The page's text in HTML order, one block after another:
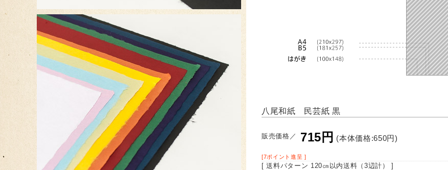
八尾和紙 民芸紙 黒
販売価格／
715円 (本体価格:650円)
[7ポイント進呈 ]
[ 送料パターン 120㎝以内送料（3辺計） ]